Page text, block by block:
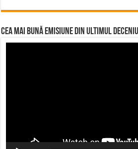
CEA MAI BUNĂ EMISIUNE DIN ULTIMUL DECENIU